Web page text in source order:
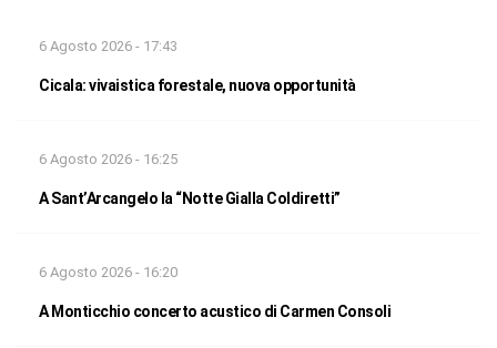
6 Agosto 2026 - 17:43
Cicala: vivaistica forestale, nuova opportunità
6 Agosto 2026 - 16:25
A Sant’Arcangelo la “Notte Gialla Coldiretti”
6 Agosto 2026 - 16:20
A Monticchio concerto acustico di Carmen Consoli